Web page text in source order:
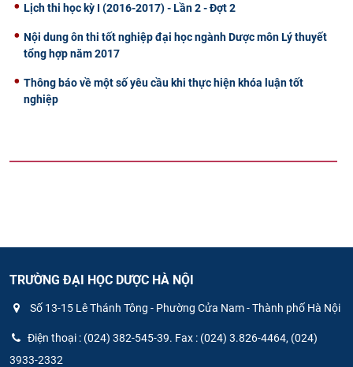
Lịch thi học kỳ I (2016-2017) - Lần 2 - Đợt 2
Nội dung ôn thi tốt nghiệp đại học ngành Dược môn Lý thuyết
tổng hợp năm 2017
Thông báo về một số yêu cầu khi thực hiện khóa luận tốt
nghiệp
TRƯỜNG ĐẠI HỌC DƯỢC HÀ NỘI
Số 13-15 Lê Thánh Tông - Phường Cửa Nam - Thành phố Hà Nội
Điện thoại : (024) 382-545-39. Fax : (024) 3.826-4464, (024)
3933-2332